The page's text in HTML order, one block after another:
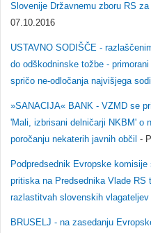
Slovenije Državnemu zboru RS
07.10.2016
USTAVNO SODIŠČE -
do odškodninske tožbe -
spričo ne-odločanja najvišjega
»SANACIJA« BANK - VZMD se
'Mali, izbrisani delničarji NKBM' o
poročanju nekaterih javnih občil -
Podpredsednik Evropske
pritiska na Predsednika Vlade
razlastitvah slovenskih vlagateljev
BRUSELJ - na zasedanju